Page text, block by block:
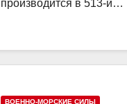
производится в 513-й…
ВОЕННО-МОРСКИЕ СИЛЫ